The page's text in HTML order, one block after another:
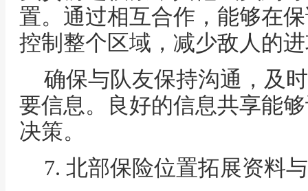
置。通过相互合作，能够在
控制整个区域，减少敌人的
确保与队友保持沟通，及
要信息。良好的信息共享能
决策。
7. 北部保险位置拓展资料